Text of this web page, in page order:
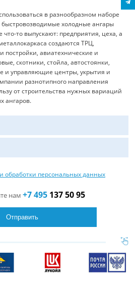
в разнообразном наборе
холодные ангары
то выпускают: предприятия, цеха, а
создаются ТРЦ,
постройки, авиатехнические и
скотники, стойла, автостоянки,
и управляющие центры, укрытия и
разнотипного направления
от строительства нужных вариаций
ангаров.
обработки персональных данных
нам +7 495137 50 95